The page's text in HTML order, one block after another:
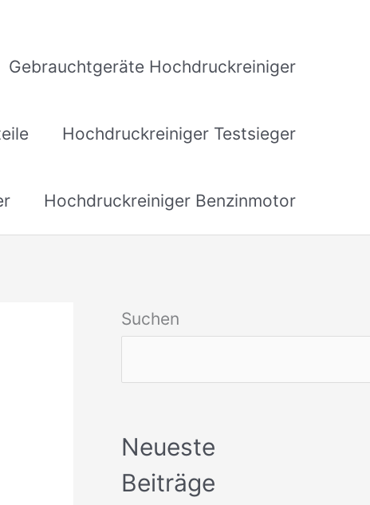
Gebrauchtgeräte Hochdruckreiniger
Hochdruckreiniger Testsieger
Hochdruckreiniger Benzinmotor
Suchen
Neueste
Beiträge